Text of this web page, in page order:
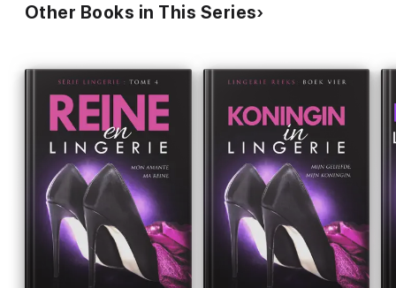
Other Books in This Series